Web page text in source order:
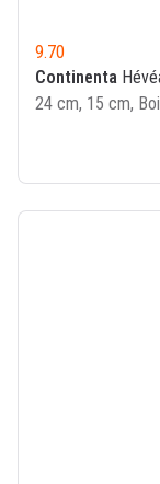
9.70
Continenta
24 cm, 15 cm,